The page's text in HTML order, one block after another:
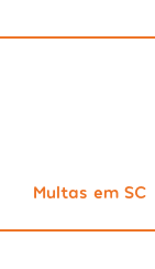
Multas em SC